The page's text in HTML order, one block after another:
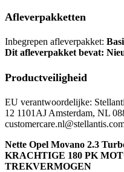
Afleverpakketten
Inbegrepen afleverpakket:
Dit afleverpakket bevat:
Productveiligheid
EU verantwoordelijke:
12 1101AJ Amsterdam, NL
Nette Opel Movano 2.3
KRACHTIGE 180 PK
TREKVERMOGEN